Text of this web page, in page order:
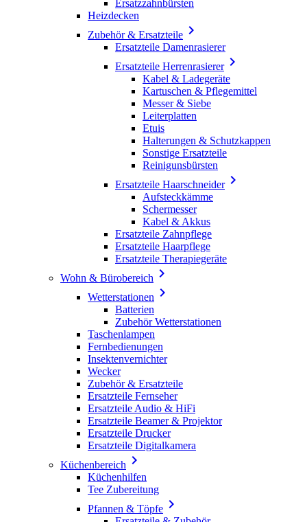
Ersatzzahnbürsten
Heizdecken
Zubehör & Ersatzteile 
Ersatzteile Damenrasierer
Ersatzteile Herrenrasierer
Kabel & Ladegeräte
Kartuschen & Pflegemittel
Messer & Siebe
Leiterplatten
Etuis
Halterungen & Schutzkappen
Sonstige Ersatzteile
Reinigunsbürsten
Ersatzteile Haarschneider
Aufsteckkämme
Schermesser
Kabel & Akkus
Ersatzteile Zahnpflege
Ersatzteile Haarpflege
Ersatzteile Therapiegeräte
Wohn & Bürobereich 
Wetterstationen 
Batterien
Zubehör Wetterstationen
Taschenlampen
Fernbedienungen
Insektenvernichter
Wecker
Zubehör & Ersatzteile
Ersatzteile Fernseher
Ersatzteile Audio & HiFi
Ersatzteile Beamer & Projektor
Ersatzteile Drucker
Ersatzteile Digitalkamera
Küchenbereich 
Küchenhilfen
Tee Zubereitung
Pfannen & Töpfe 